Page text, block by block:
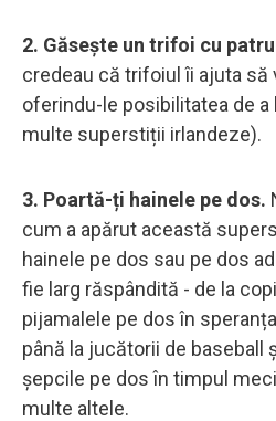
2. Găsește un trifoi cu
credeau că trifoiul îi ajuta să
oferindu-le posibilitatea de a
multe superstiții irlandeze).
3. Poartă-ți hainele pe dos.
cum a apărut această
hainele pe dos sau pe dos
fie larg răspândită - de la
pijamalele pe dos în
până la jucătorii de baseball
șepcile pe dos în timpul
multe altele.